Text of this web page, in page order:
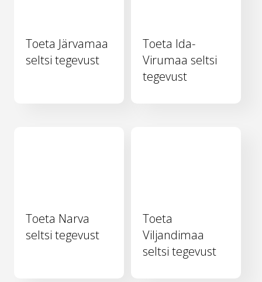
Toeta Järvamaa
seltsi tegevust
Toeta Ida-
Virumaa seltsi
tegevust
Toeta Narva
seltsi tegevust
Toeta
Viljandimaa
seltsi tegevust